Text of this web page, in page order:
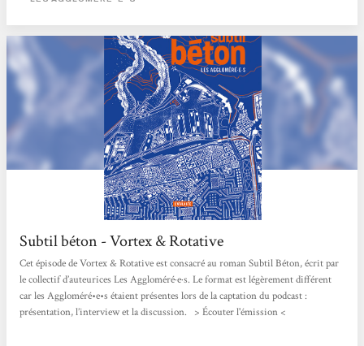
Subtil béton - Vortex & Rotative
Cet épisode de Vortex & Rotative est consacré au roman Subtil Béton, écrit par
le collectif d’auteurices Les Aggloméré·e·s. Le format est légèrement différent
car les Aggloméré•e•s étaient présentes lors de la captation du podcast :
présentation, l’interview et la discussion. > Écouter l'émission <